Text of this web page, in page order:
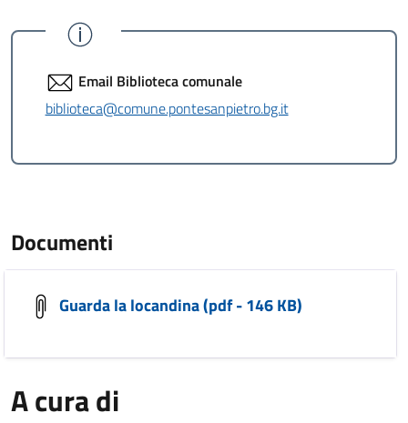
Email Biblioteca comunale
biblioteca@comune.pontesanpietro.bg.it
Documenti
Guarda la locandina (pdf - 146 KB)
A cura di